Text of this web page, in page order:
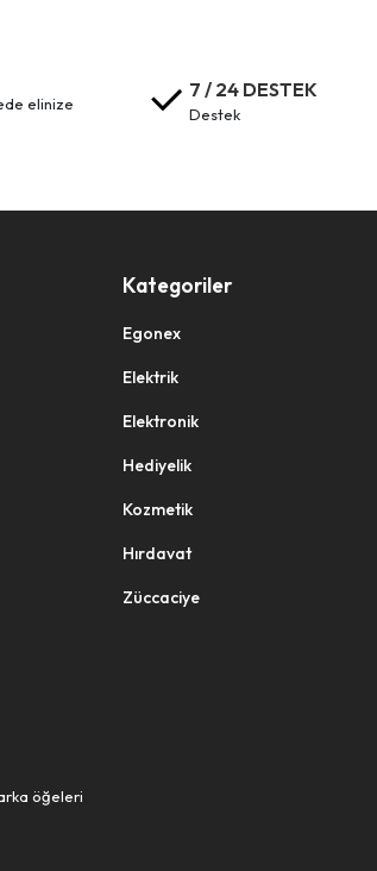
7 / 24 DESTEK
destek
Kategoriler
Egonex
Elektrik
Elektronik
Hediyelik
Kozmetik
Hırdavat
Züccaciye
öğeleri